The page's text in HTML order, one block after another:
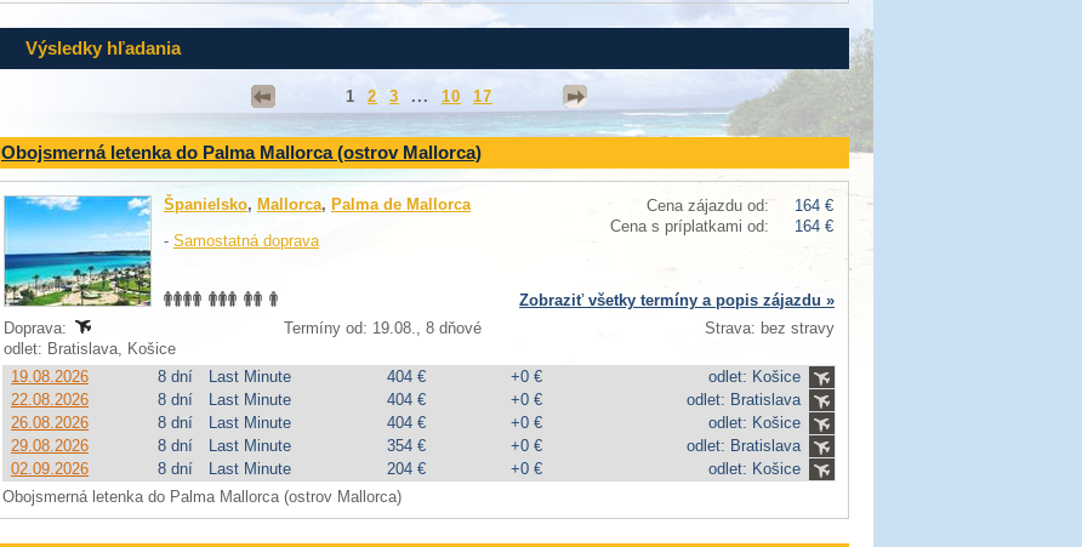
Výsledky hľadania
1 2 3 ... 10 17
Obojsmerná letenka do Palma Mallorca (ostrov Mallorca)
Cena zájazdu od:
164 €
Cena s príplatkami od:
164 €
Španielsko, Mallorca, Palma de Mallorca
- Samostatná doprava
Zobraziť všetky termíny a popis zájazdu »
Doprava:
Termíny od: 19.08., 8 dňové
Strava: bez stravy
odlet: Bratislava, Košice
19.08.2026
8 dní Last Minute 404 € +0 €
odlet: Košice
22.08.2026
8 dní Last Minute 404 € +0 €
odlet: Bratislava
26.08.2026
8 dní Last Minute 404 € +0 €
odlet: Košice
29.08.2026
8 dní Last Minute 354 € +0 €
odlet: Bratislava
02.09.2026
8 dní Last Minute 204 € +0 €
odlet: Košice
Obojsmerná letenka do Palma Mallorca (ostrov Mallorca)